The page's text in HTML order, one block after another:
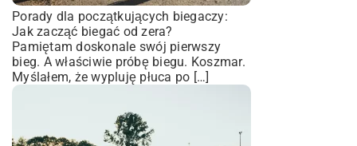
Porady dla początkujących biegaczy:
Jak zacząć biegać od zera?
Pamiętam doskonale swój pierwszy
bieg. A właściwie próbę biegu. Koszmar.
Myślałem, że wypluję płuca po […]